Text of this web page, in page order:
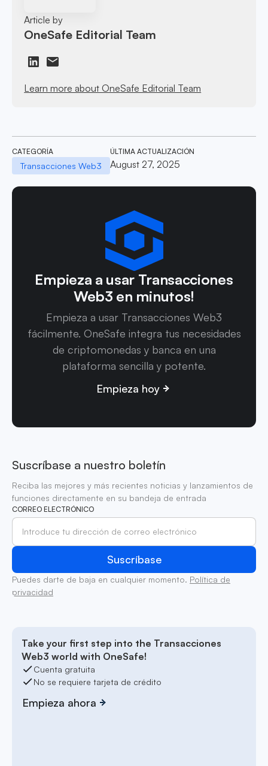
Article by
OneSafe Editorial Team
Learn more about OneSafe Editorial Team
CATEGORÍA
Transacciones Web3
ÚLTIMA ACTUALIZACIÓN
August 27, 2025
Empieza a usar Transacciones
Web3 en minutos!
Empieza a usar Transacciones Web3
fácilmente. OneSafe integra tus necesidades
de criptomonedas y banca en una
plataforma sencilla y potente.
Empieza hoy
Suscríbase a nuestro boletín
Reciba las mejores y más recientes noticias y lanzamientos de
funciones directamente en su bandeja de entrada
CORREO ELECTRÓNICO
Puedes darte de baja en cualquier momento. Política de
privacidad
Take your first step into the Transacciones
Web3 world with OneSafe!
Cuenta gratuita
No se requiere tarjeta de crédito
Empieza ahora